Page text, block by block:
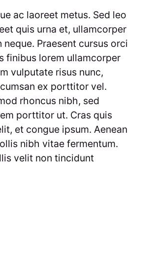
ac laoreet metus. Sed leo
quis urna et, ullamcorper
Praesent cursus orci
finibus lorem ullamcorper
vulputate risus nunc,
ex porttitor vel.
rhoncus nibh, sed
porttitor ut. Cras quis
et congue ipsum. Aenean
nibh vitae fermentum.
velit non tincidunt